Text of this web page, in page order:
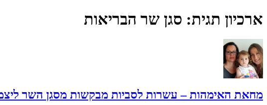
ארכיון תגית: סגן שר הבריאות
מחאת האימהות – עשרות לסביות מבקשות מסגן השר